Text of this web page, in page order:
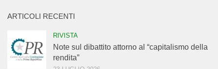
ARTICOLI RECENTI
RIVISTA
Note sul dibattito attorno al “capitalismo della
rendita”